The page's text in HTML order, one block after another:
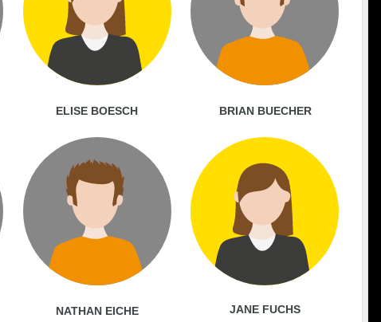
ELISE BOESCH BRIAN BUECHER
NATHAN EICHE JANE FUCHS